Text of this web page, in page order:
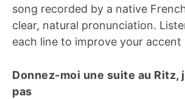
song recorded by a native
clear, natural pronunciation.
each line to improve your
Donnez-moi une suite au Ritz,
pas